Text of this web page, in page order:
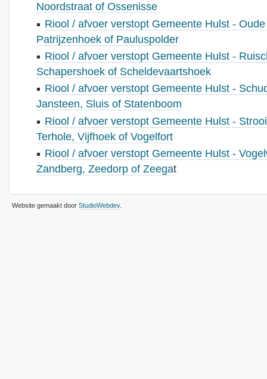
Noordstraat of Ossenisse
Riool / afvoer verstopt Gemeente Hulst -
Patrijzenhoek of Pauluspolder
Riool / afvoer verstopt Gemeente Hulst -
Schapershoek of Scheldevaartshoek
Riool / afvoer verstopt Gemeente Hulst -
Jansteen, Sluis of Statenboom
Riool / afvoer verstopt Gemeente Hulst -
Terhole, Vijfhoek of Vogelfort
Riool / afvoer verstopt Gemeente Hulst -
Zandberg, Zeedorp of Zeegat
Website gemaakt door StudioWebdev.